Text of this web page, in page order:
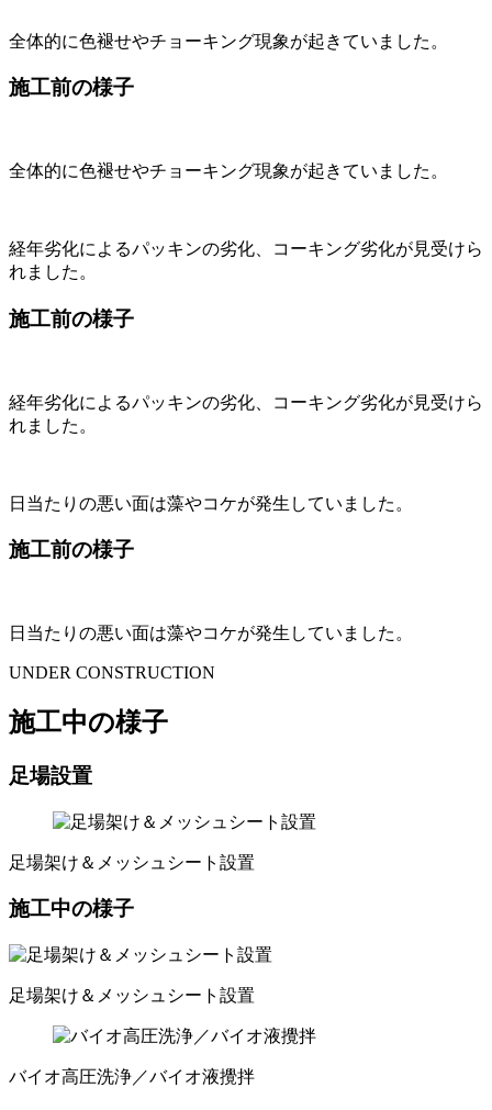
全体的に色褪せやチョーキング現象が起きていました。
施工前の様子
全体的に色褪せやチョーキング現象が起きていました。
経年劣化によるパッキンの劣化、コーキング劣化が見受けら
れました。
施工前の様子
経年劣化によるパッキンの劣化、コーキング劣化が見受けら
れました。
日当たりの悪い面は藻やコケが発生していました。
施工前の様子
日当たりの悪い面は藻やコケが発生していました。
UNDER CONSTRUCTION
施工中の様子
足場設置
足場架け＆メッシュシート設置
施工中の様子
足場架け＆メッシュシート設置
バイオ高圧洗浄／バイオ液攪拌